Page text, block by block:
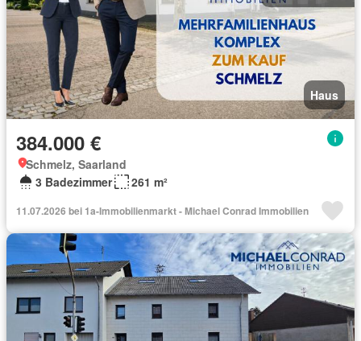
Haus
384.000 €
Schmelz, Saarland
3 Badezimmer
261 m²
11.07.2026 bei 1a-Immobilienmarkt - Michael Conrad Immobilien